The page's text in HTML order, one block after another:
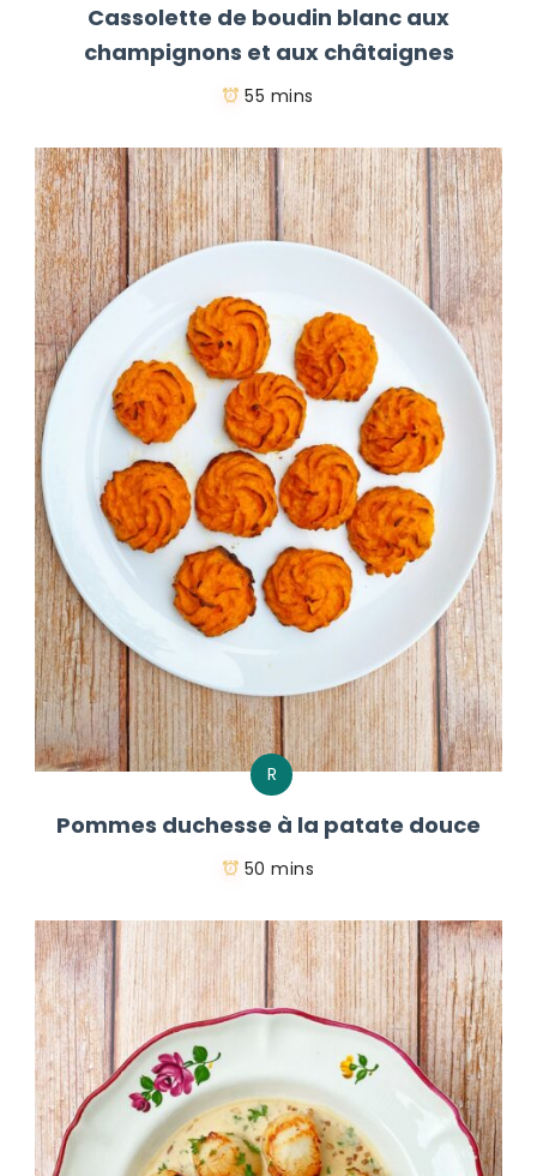
Cassolette de boudin blanc aux
champignons et aux châtaignes
55 mins
R
Pommes duchesse à la patate douce
50 mins